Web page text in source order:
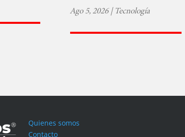
Ago 5, 2026|Tecnología
Quienes somos
Contacto